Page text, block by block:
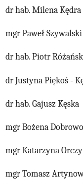
dr hab. Milena Kędra
mgr Paweł Szywalski
dr hab. Piotr
dr Justyna Piękoś -
dr hab. Gajusz Kęska
mgr Bożena
mgr Katarzyna
mgr Tomasz